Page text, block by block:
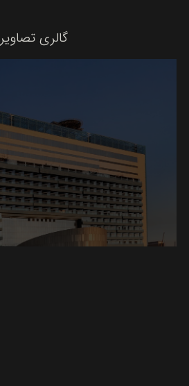
گالری تصاویر